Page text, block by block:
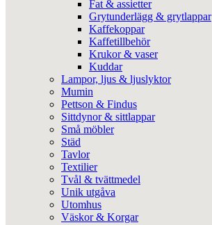
Fat & assietter
Grytunderlägg & grytlappar
Kaffekoppar
Kaffetillbehör
Krukor & vaser
Kuddar
Lampor, ljus & ljuslyktor
Mumin
Pettson & Findus
Sittdynor & sittlappar
Små möbler
Städ
Tavlor
Textilier
Tvål & tvättmedel
Unik utgåva
Utomhus
Väskor & Korgar